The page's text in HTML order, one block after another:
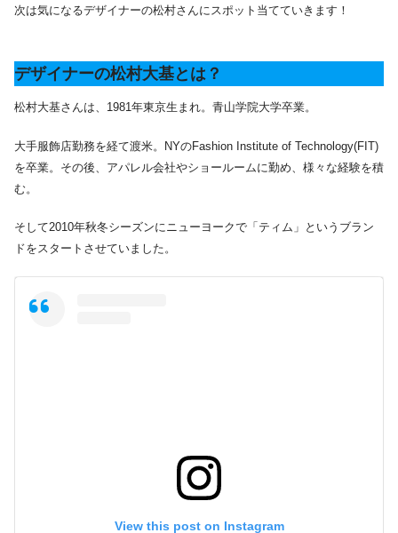
次は気になるデザイナーの松村さんにスポット当てていきます！
デザイナーの松村大基とは？
松村大基さんは、1981年東京生まれ。青山学院大学卒業。
大手服飾店勤務を経て渡米。NYのFashion Institute of Technology(FIT)
を卒業。その後、アパレル会社やショールームに勤め、様々な経験を積
む。
そして2010年秋冬シーズンにニューヨークで「ティム」というブラン
ドをスタートさせていました。
View this post on Instagram